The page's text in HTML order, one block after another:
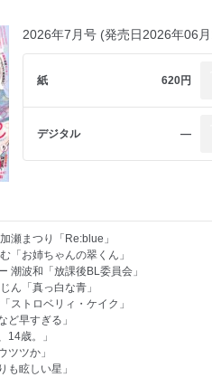
2026年7月号 (発売日2026年06
紙 620円
デジタル ―
瀬まつり「Re:blue」
「お姉ちゃんの翠くん」
潮波和「放課後BL委員会」
ん「真っ白な青」
ストロベリィ・ケイク」
ど早すぎる」
14歳。」
ツツか」
も眩しい星」